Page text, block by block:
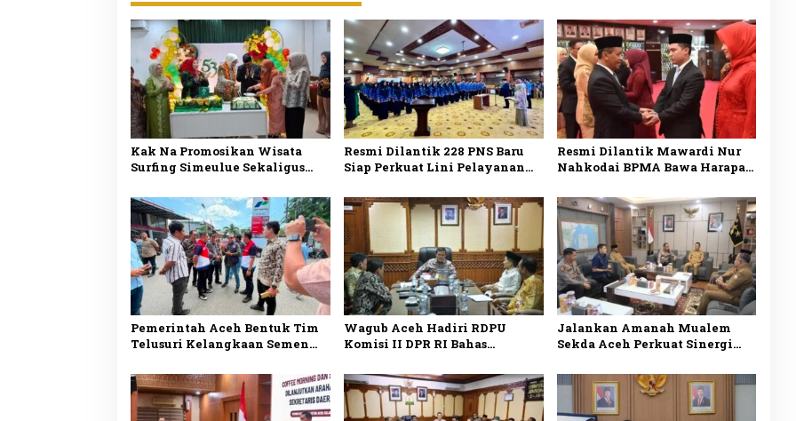
Kak Na Promosikan Wisata
Surfing Simeulue Sekaligus
Syariah
Resmi Dilantik 228 PNS Baru
Siap Perkuat Lini Pelayanan
Resmi Dilantik Mawardi Nur
Nahkodai BPMA Bawa Harapan
Pemerintah Aceh Bentuk Tim
Telusuri Kelangkaan Semen
Wagub Aceh Hadiri RDPU
Komisi II DPR RI Bahas
Penguatan PAD
Jalankan Amanah Mualem
Sekda Aceh Perkuat Sinergi